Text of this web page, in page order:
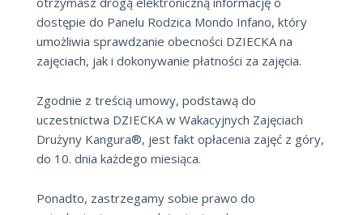
dostępie do Panelu Rodzica Mondo Infano, który
umożliwia sprawdzanie obecności DZIECKA na
zajęciach, jak i dokonywanie płatności za zajęcia.
Zgodnie z treścią umowy, podstawą do
uczestnictwa DZIECKA w Wakacyjnych Zajęciach
Drużyny Kangura®, jest fakt opłacenia zajęć z góry,
do 10. dnia każdego miesiąca.
Ponadto, zastrzegamy sobie prawo do